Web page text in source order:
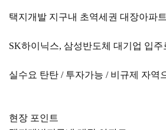
택지개발 지구내 초역세권 대장아파트
SK하이닉스, 삼성반도체 대기업 입주
실수요 탄탄 / 투자가능 / 비규제 자역
현장 포인트